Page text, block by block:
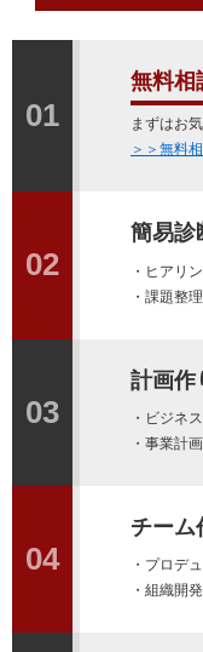
01
無料相
まずはお
＞＞無料
02
簡易診
・ヒアリ
・課題整理
03
計画作
・ビジネ
・事業計
04
チーム
・プロデ
・組織開